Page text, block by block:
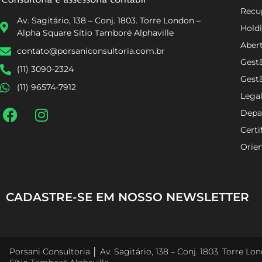
Av. Sagitário, 138 – Conj. 1803. Torre London –
Alpha Square Sítio Tamboré Alphaville
contato@porsaniconsultoria.com.br
(11) 3090-2324
(11) 96574-7912
CADASTRE-SE EM NOSSO NEWSLETTER
Porsani Consultoria │ Av. Sagitário, 138 – Conj. 1803. Torre